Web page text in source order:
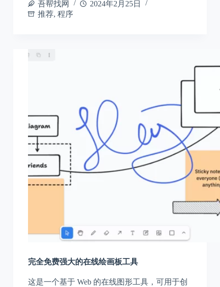
吾帮找网
2024年2月25日
推荐, 程序
完全免费强大的在线绘画板工具
这是一个基于 Web 的在线图形工具，可用于创